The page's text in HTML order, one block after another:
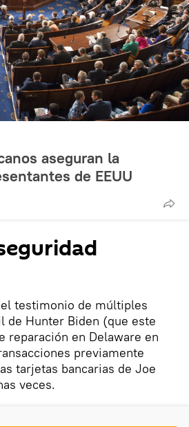
aseguran la
de EEUU
testimonio de múltiples
de Hunter Biden (que este
reparación en Delaware en
previamente
tarjetas bancarias de Joe
veces.